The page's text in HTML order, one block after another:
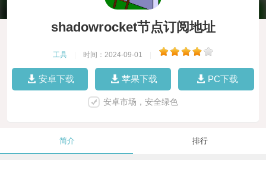
shadowrocket节点订阅地址
工具 时间：2024-09-01
安卓下载 苹果下载 PC下载
安卓市场，安全绿色
简介 排行